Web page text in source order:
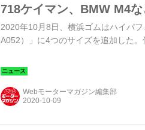
718ケイマン、BMW M4
2020年10月8日、横浜ゴムはハイパ
A052）」に4つのサイズを追加した。
Webモーターマガジン編集部